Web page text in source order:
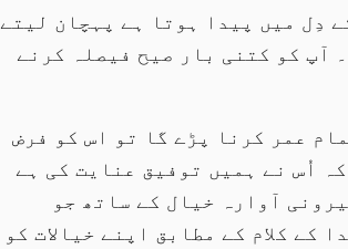
دِل میں پیدا ہوتا ہے پہچان لیتے
آپ کو کتنی بار صیح فیصلہ کرنے
عمر کرنا پڑے گا تو اس کو فرض
اُس نے ہمیں توفیق عنایت کی ہے
آوارہ خیال کے ساتھ جو
کے کلام کے مطابق اپنے خیالات کو